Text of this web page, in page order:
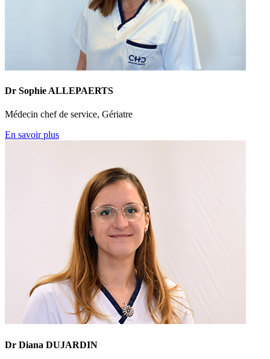
Dr Sophie ALLEPAERTS
Médecin chef de service, Gériatre
En savoir plus
Dr Diana DUJARDIN